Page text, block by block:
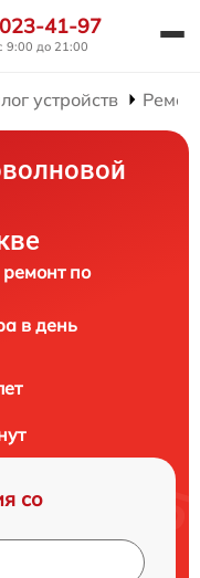
41-97
9:00 до 21:00
устройств
по
в день
со